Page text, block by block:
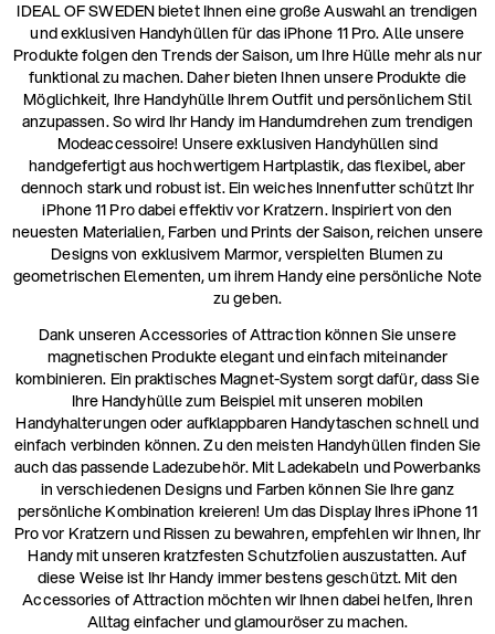
IDEAL OF SWEDEN bietet Ihnen eine große Auswahl an trendigen
und exklusiven Handyhüllen für das iPhone 11 Pro. Alle unsere
Produkte folgen den Trends der Saison, um Ihre Hülle mehr als nur
funktional zu machen. Daher bieten Ihnen unsere Produkte die
Möglichkeit, Ihre Handyhülle Ihrem Outfit und persönlichem Stil
anzupassen. So wird Ihr Handy im Handumdrehen zum trendigen
Modeaccessoire! Unsere exklusiven Handyhüllen sind
handgefertigt aus hochwertigem Hartplastik, das flexibel, aber
dennoch stark und robust ist. Ein weiches Innenfutter schützt Ihr
iPhone 11 Pro dabei effektiv vor Kratzern. Inspiriert von den
neuesten Materialien, Farben und Prints der Saison, reichen unsere
Designs von exklusivem Marmor, verspielten Blumen zu
geometrischen Elementen, um ihrem Handy eine persönliche Note
zu geben.
Dank unseren Accessories of Attraction können Sie unsere
magnetischen Produkte elegant und einfach miteinander
kombinieren. Ein praktisches Magnet-System sorgt dafür, dass Sie
Ihre Handyhülle zum Beispiel mit unseren mobilen
Handyhalterungen oder aufklappbaren Handytaschen schnell und
einfach verbinden können. Zu den meisten Handyhüllen finden Sie
auch das passende Ladezubehör. Mit Ladekabeln und Powerbanks
in verschiedenen Designs und Farben können Sie Ihre ganz
persönliche Kombination kreieren! Um das Display Ihres iPhone 11
Pro vor Kratzern und Rissen zu bewahren, empfehlen wir Ihnen, Ihr
Handy mit unseren kratzfesten Schutzfolien auszustatten. Auf
diese Weise ist Ihr Handy immer bestens geschützt. Mit den
Accessories of Attraction möchten wir Ihnen dabei helfen, Ihren
Alltag einfacher und glamouröser zu machen.